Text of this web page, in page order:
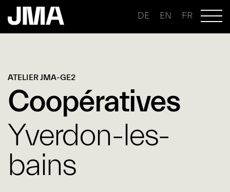
DE EN FR
ATELIER JMA-GE2
Coopératives
Yverdon-les-
bains